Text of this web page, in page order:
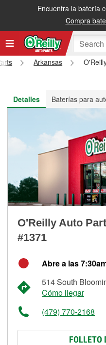
Encuentra la batería
Compra
Recibe tu orden gratis al día
Arkansas
Detalles
Baterías para
O'Reilly Auto
#1371
Abre a las
514 South
Cómo llegar
(479) 770-2168
FOLLETO